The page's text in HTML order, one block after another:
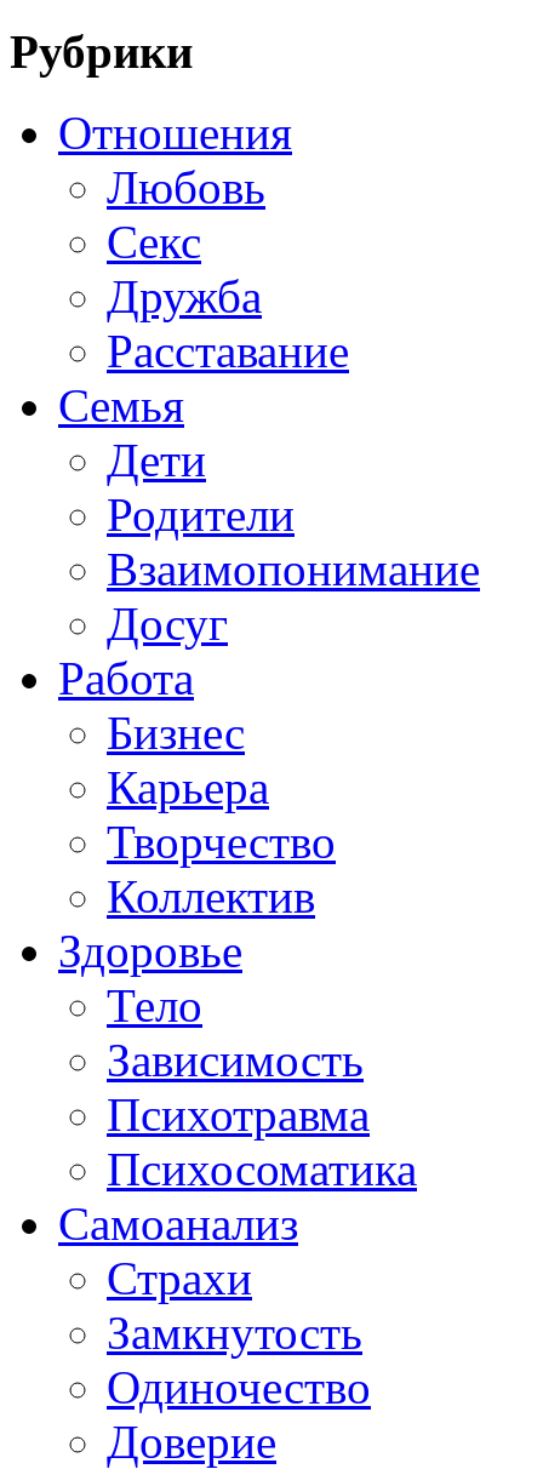
Рубрики
Отношения
Любовь
Секс
Дружба
Расставание
Семья
Дети
Родители
Взаимопонимание
Досуг
Работа
Бизнес
Карьера
Творчество
Коллектив
Здоровье
Тело
Зависимость
Психотравма
Психосоматика
Самоанализ
Страхи
Замкнутость
Одиночество
Доверие